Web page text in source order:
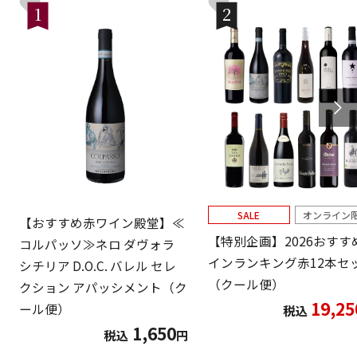
1
【おすすめ赤ワイン殿堂】≪
コルパッソ≫ネロ ダヴォラ
シチリア D.O.C. バレル セレ
クション アパッシメント（ク
ール便）
税込 1,650円
2
SALE オンライン
【特別企画】2026おすす
インランキング赤12本セ
（クール便）
税込